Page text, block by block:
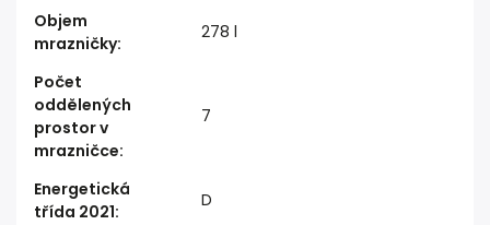
Objem
mrazničky:
278 l
Počet
oddělených
prostor v
mrazničce:
7
Energetická
třída 2021:
D